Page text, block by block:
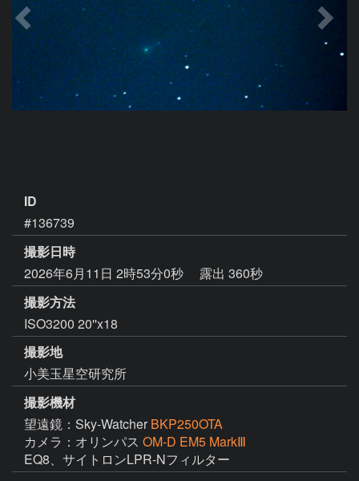
ID
#136739
撮影日時
2026年6月11日 2時53分0秒
露出 360秒
撮影方法
ISO3200 20''x18
撮影地
小美玉星空研究所
撮影機材
望遠鏡：Sky-Watcher BKP250OTA
カメラ：オリンパス OM-D EM5 MarkⅢ
EQ8、サイトロンLPR-Nフィルター